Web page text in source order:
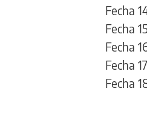
Fecha
Fecha
Fecha
Fecha
Fecha